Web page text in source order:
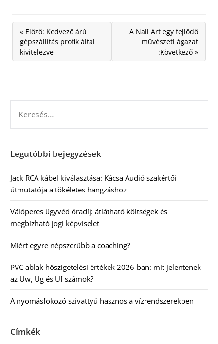
« Előző: Kedvező árú
gépszállítás profik által
kivitelezve
A Nail Art egy fejlődő
művészeti ágazat
:Következő »
Legutóbbi bejegyzések
Jack RCA kábel kiválasztása: Kácsa Audió szakértői
útmutatója a tökéletes hangzáshoz
Válóperes ügyvéd óradíj: átlátható költségek és
megbízható jogi képviselet
Miért egyre népszerűbb a coaching?
PVC ablak hőszigetelési értékek 2026-ban: mit jelentenek
az Uw, Ug és Uf számok?
A nyomásfokozó szivattyú hasznos a vízrendszerekben
Címkék